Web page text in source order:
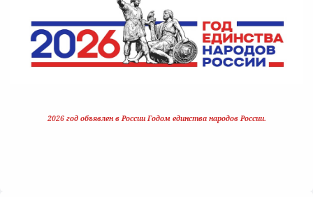
2026 год объявлен в России Годом единства народов России.